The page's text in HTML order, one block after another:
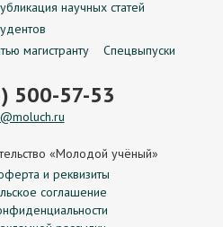
научных статей
магистранту
Спецвыпуски
500-57-53
«Молодой учёный»
и реквизиты
соглашение